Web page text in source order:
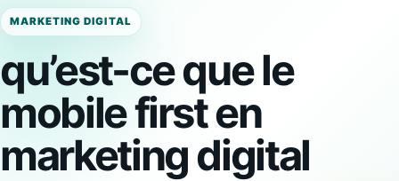
MARKETING DIGITAL
qu’est-ce que le
mobile first en
marketing digital